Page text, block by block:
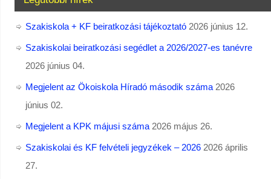
Szakiskola + KF beiratkozási tájékoztató 2026 június 12.
Szakiskolai beiratkozási segédlet a 2026/2027-es tanévre
2026 június 04.
Megjelent az Ökoiskola Híradó második száma 2026
június 02.
Megjelent a KPK májusi száma 2026 május 26.
Szakiskolai és KF felvételi jegyzékek – 2026 2026 április
27.